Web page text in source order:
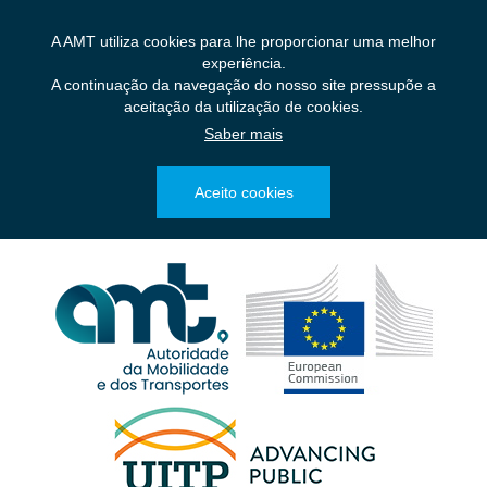
A AMT utiliza cookies para lhe proporcionar uma melhor
experiência.
A continuação da navegação do nosso site pressupõe a
aceitação da utilização de cookies.
Saber mais
Aceito cookies